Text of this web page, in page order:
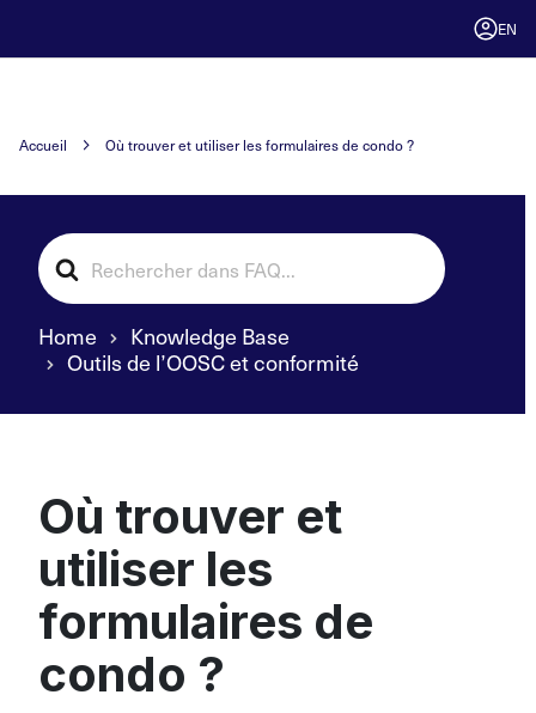
EN
Accueil Où trouver et utiliser les formulaires de condo ?
Search
For
Home
Knowledge Base
Outils de l’OOSC et conformité
Où trouver et
utiliser les
formulaires de
condo ?